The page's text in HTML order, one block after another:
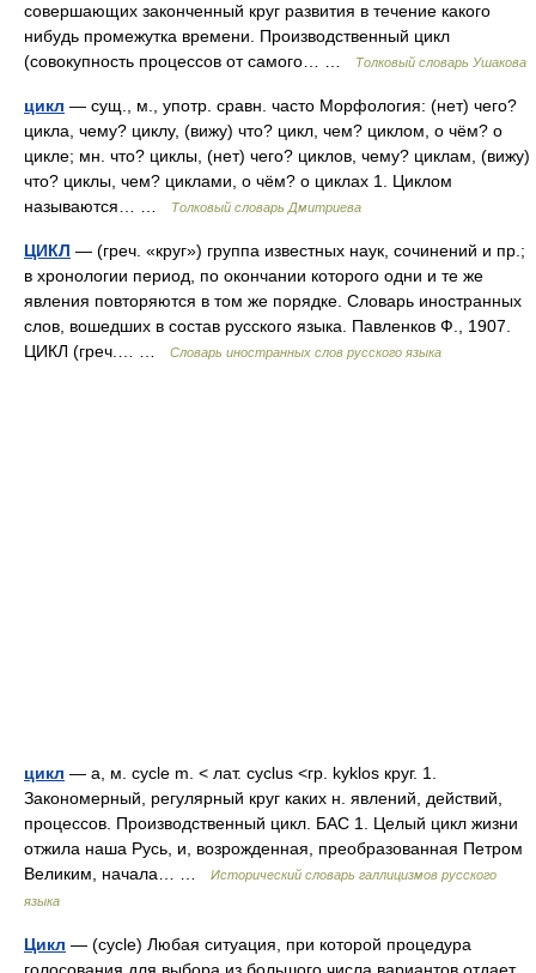
совершающих законченный круг развития в течение какого
нибудь промежутка времени. Производственный цикл
(совокупность процессов от самого… …
Толковый словарь Ушакова
цикл — сущ., м., употр. сравн. часто Морфология: (нет) чего?
цикла, чему? циклу, (вижу) что? цикл, чем? циклом, о чём? о
цикле; мн. что? циклы, (нет) чего? циклов, чему? циклам, (вижу)
что? циклы, чем? циклами, о чём? о циклах 1. Циклом
называются… …
Толковый словарь Дмитриева
ЦИКЛ — (греч. «круг») группа известных наук, сочинений и пр.;
в хронологии период, по окончании которого одни и те же
явления повторяются в том же порядке. Словарь иностранных
слов, вошедших в состав русского языка. Павленков Ф., 1907.
ЦИКЛ (греч.… …
Словарь иностранных слов русского языка
цикл — а, м. cycle m. < лат. cyclus <гр. kyklos круг. 1.
Закономерный, регулярный круг каких н. явлений, действий,
процессов. Производственный цикл. БАС 1. Целый цикл жизни
отжила наша Русь, и, возрожденная, преобразованная Петром
Великим, начала… …
Исторический словарь галлицизмов русского
языка
Цикл — (cycle) Любая ситуация, при которой процедура